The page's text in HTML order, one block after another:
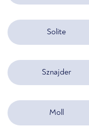
Solite
Sznajder
Moll